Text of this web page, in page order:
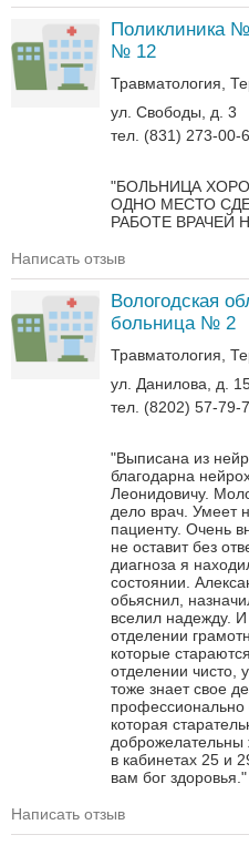
Поликлиника
№ 12
Травматология
ул. Свободы, д. 3
тел. (831) 273-00-
"БОЛЬНИЦА
ОДНО МЕСТО
РАБОТЕ ВРАЧЕЙ
Написать отзыв
Вологодская
больница № 2
Травматология
ул. Данилова, д.
тел. (8202) 57-79-
"Выписана из
благодарна
Леонидовичу.
дело врач. Умеет
пациенту. Очень
не оставит без
диагноза я
состоянии.
обьяснил,
вселил надежду.
отделении
которые
отделении чисто,
тоже знает свое
профессионально
которая
в кабинетах 25 и
вам бог здоровья."
Написать отзыв